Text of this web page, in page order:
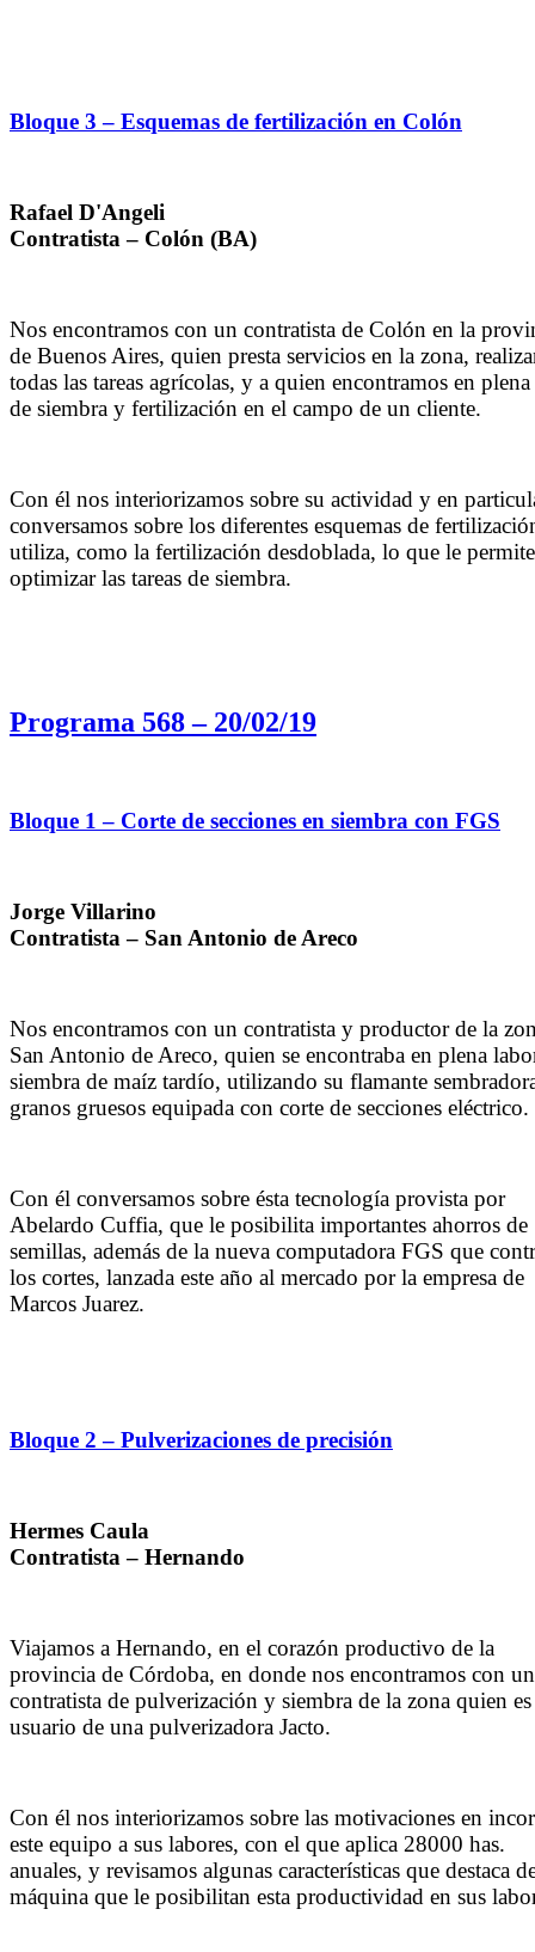
Bloque 3 – Esquemas de fertilización en Colón
Rafael D'Angeli
Contratista – Colón (BA)
Nos encontramos con un contratista de Colón en la
de Buenos Aires, quien presta servicios en la zona,
todas las tareas agrícolas, y a quien encontramos en plena
de siembra y fertilización en el campo de un cliente.
Con él nos interiorizamos sobre su actividad y en
conversamos sobre los diferentes esquemas de
utiliza, como la fertilización desdoblada, lo que le permite
optimizar las tareas de siembra.
Programa 568 – 20/02/19
Bloque 1 – Corte de secciones en siembra con FGS
Jorge Villarino
Contratista – San Antonio de Areco
Nos encontramos con un contratista y productor de la
San Antonio de Areco, quien se encontraba en plena
siembra de maíz tardío, utilizando su flamante
granos gruesos equipada con corte de secciones eléctrico.
Con él conversamos sobre ésta tecnología provista por
Abelardo Cuffia, que le posibilita importantes ahorros de
semillas, además de la nueva computadora FGS que
los cortes, lanzada este año al mercado por la empresa de
Marcos Juarez.
Bloque 2 – Pulverizaciones de precisión
Hermes Caula
Contratista – Hernando
Viajamos a Hernando, en el corazón productivo de la
provincia de Córdoba, en donde nos encontramos con un
contratista de pulverización y siembra de la zona quien es
usuario de una pulverizadora Jacto.
Con él nos interiorizamos sobre las motivaciones en
este equipo a sus labores, con el que aplica 28000 has.
anuales, y revisamos algunas características que destaca
máquina que le posibilitan esta productividad en sus